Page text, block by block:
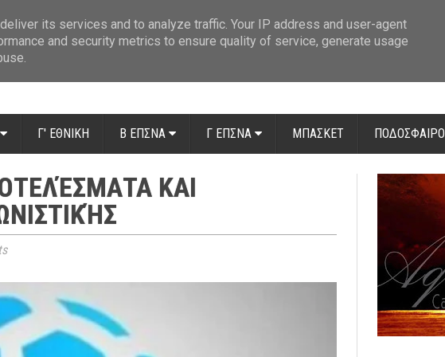
Γ' ΕΘΝΙΚΗ Β ΕΠΣΝΑ Γ ΕΠΣΝΑ ΜΠΑΣΚΕΤ ΠΟΔΟΣΦΑΙΡΟ
ΚΑΙ
its services and to analyze traffic. Your IP address and user-agent
and security metrics to ensure quality of service, generate usage